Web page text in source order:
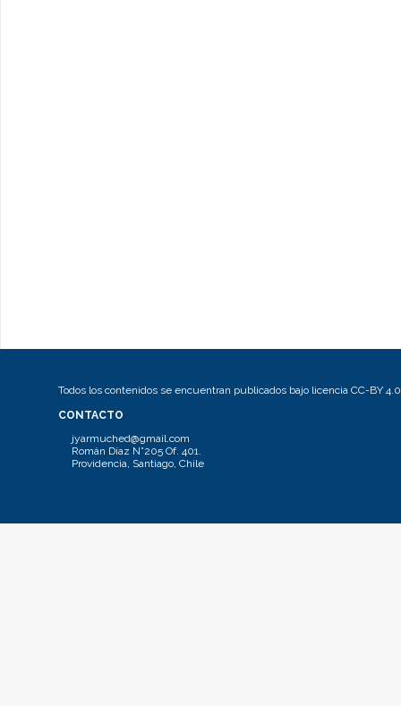
Todos los contenidos se encuentran publicados bajo licencia CC-BY 4.0
CONTACTO
jyarmuched@gmail.com
Román Díaz N°205 Of. 401.
Providencia, Santiago, Chile